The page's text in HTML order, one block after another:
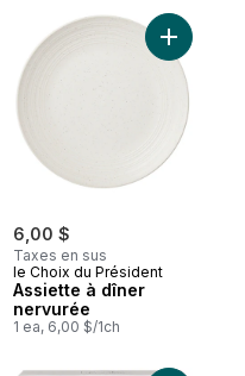
à salade – crème au
6,00 $
Taxes en sus
le Choix du Président
Assiette à dîner
nervurée
1 ea, 6,00 $/1ch
Ajouter